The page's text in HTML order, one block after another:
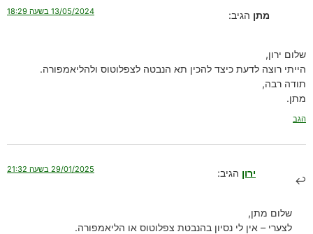
מתן הגיב: 13/05/2024 בשעה 18:29
שלום ירון,
הייתי רוצה לדעת כיצד להכין תא הנבטה לצפלוטוס ולהליאמפורה.
תודה רבה,
מתן.
הגב
ירון הגיב: 29/01/2025 בשעה 21:32
שלום מתן,
לצערי – אין לי נסיון בהנבטת צפלוטוס או הליאמפורה.